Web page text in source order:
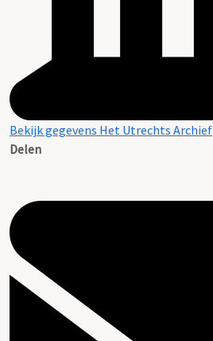
Bekijk gegevens Het Utrechts Archief
Delen